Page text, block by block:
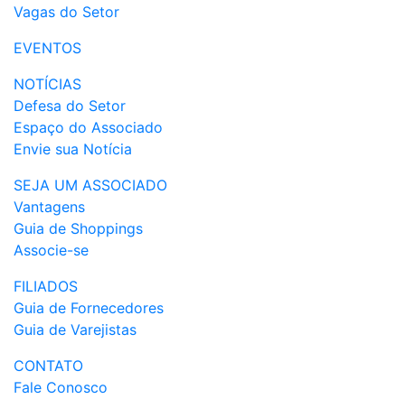
Vagas do Setor
EVENTOS
NOTÍCIAS
Defesa do Setor
Espaço do Associado
Envie sua Notícia
SEJA UM ASSOCIADO
Vantagens
Guia de Shoppings
Associe-se
FILIADOS
Guia de Fornecedores
Guia de Varejistas
CONTATO
Fale Conosco